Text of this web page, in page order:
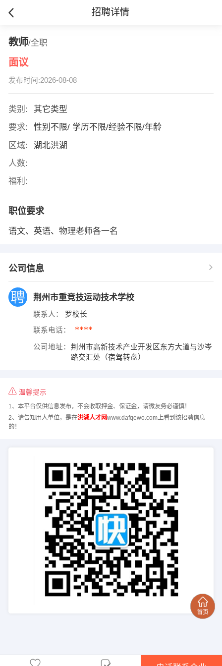
招聘详情
教师/全职
面议
发布时间:2026-08-08
类别:
其它类型
要求:
性别不限/ 学历不限/经验不限/年龄
区域:
湖北洪湖
人数:
福利:
职位要求
语文、英语、物理老师各一名
公司信息
荆州市重竞技运动技术学校
联系人： 罗校长
联系电话： ****
公司地址：
荆州市高新技术产业开发区东方大道与沙岑
路交汇处（宿驾转盘）
温馨提示
1、本平台仅供信息发布，不会收取押金、保证金，请微友务必谨慎！
2、请告知用人单位，是在洪湖人才网www.dafqewo.com上看到该招聘信息
的！